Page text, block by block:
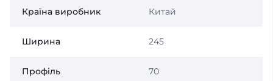
Країна виробник Китай
Ширина 245
Профіль 70